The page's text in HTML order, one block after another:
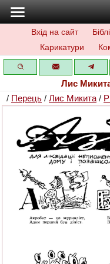
Вхід на сайт
Карикатури
Лис
/ Перець / Лис Микита /